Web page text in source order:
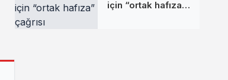
için “ortak hafıza”